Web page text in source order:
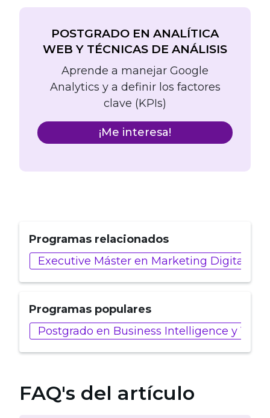
POSTGRADO EN ANALÍTICA
WEB Y TÉCNICAS DE ANÁLISIS
Aprende a manejar Google
Analytics y a definir los factores
clave (KPIs)
¡Me interesa!
Programas relacionados
Executive Máster en Marketing Digital,
Programas populares
Postgrado en Business Intelligence y
FAQ's del artículo